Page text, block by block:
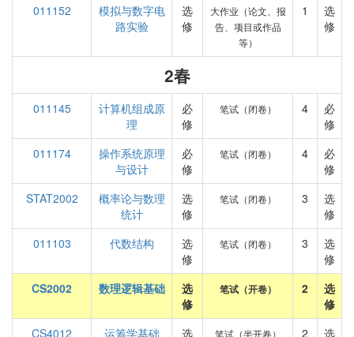
011152
模拟与数字电
路实验
选
修
大作业（论文、报
告、项目或作品
等）
1
选
修
2春
011145
计算机组成原
理
必
修
笔试（闭卷） 4
必
修
011174
操作系统原理
与设计
必
修
笔试（闭卷） 4
必
修
STAT2002
概率论与数理
统计
选
修
笔试（闭卷） 3
选
修
011103
代数结构
选
修
笔试（闭卷） 3
选
修
CS2002
数理逻辑基础
选
修
笔试（开卷） 2
选
修
CS4012
运筹学基础
选
笔试（半开卷） 2
选